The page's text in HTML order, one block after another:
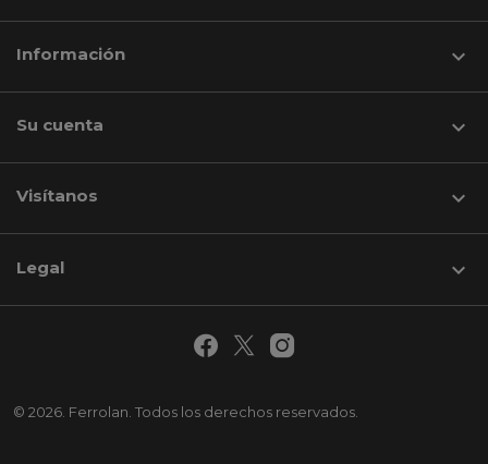
Información 
Su cuenta 
Visítanos keyboard_arrow_down
© 2026. Ferrolan. Todos los derechos reservados.
Legal 